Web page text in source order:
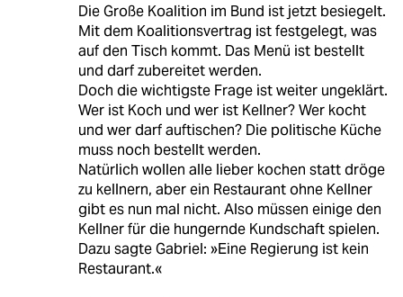
Die Große Koalition im Bund ist jetzt besiegelt.
Mit dem Koalitionsvertrag ist festgelegt, was
auf den Tisch kommt. Das Menü ist bestellt
und darf zubereitet werden.
Doch die wichtigste Frage ist weiter ungeklärt.
Wer ist Koch und wer ist Kellner? Wer kocht
und wer darf auftischen? Die politische Küche
muss noch bestellt werden.
Natürlich wollen alle lieber kochen statt dröge
zu kellnern, aber ein Restaurant ohne Kellner
gibt es nun mal nicht. Also müssen einige den
Kellner für die hungernde Kundschaft spielen.
Dazu sagte Gabriel: »Eine Regierung ist kein
Restaurant.«